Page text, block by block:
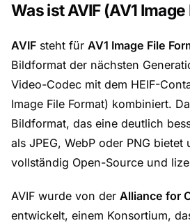
Was ist AVIF (AV1
AVIF steht für AV1 Image File
Bildformat der nächsten
Video-Codec mit dem HEIF-
Image File Format) kombiniert.
Bildformat, das eine deutlich
als JPEG, WebP oder PNG bietet
vollständig Open-Source und
AVIF wurde von der Alliance for
entwickelt, einem Konsortium,